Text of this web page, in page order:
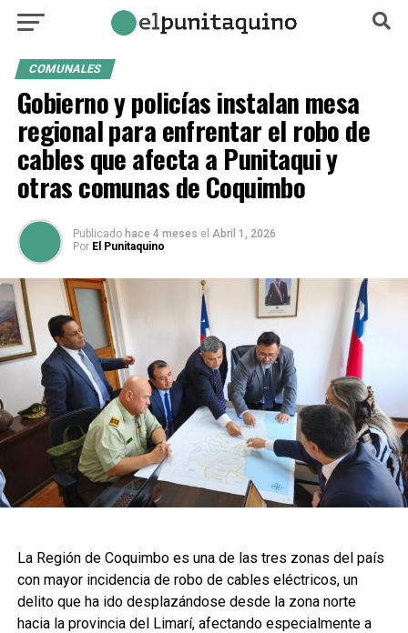
COMUNALES
Gobierno y policías instalan mesa
regional para enfrentar el robo de
cables que afecta a Punitaqui y
otras comunas de Coquimbo
Publicado hace 4 meses el Abril 1, 2026
Por El Punitaquino
La Región de Coquimbo es una de las tres zonas del país
con mayor incidencia de robo de cables eléctricos, un
delito que ha ido desplazándose desde la zona norte
hacia la provincia del Limarí, afectando especialmente a